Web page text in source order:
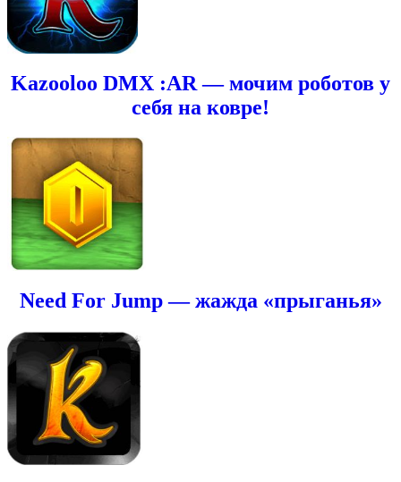
Kazooloo DMX :AR — мочим роботов у
себя на ковре!
Need For Jump — жажда «прыганья»